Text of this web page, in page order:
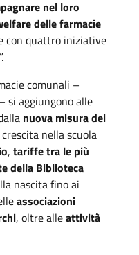
nel loro
delle farmacie
con quattro iniziative
comunali –
– si aggiungono alle
nuova misura dei
nella scuola
, tariffe tra le più
della Biblioteca
nascita fino ai
associazioni
, oltre alleattività